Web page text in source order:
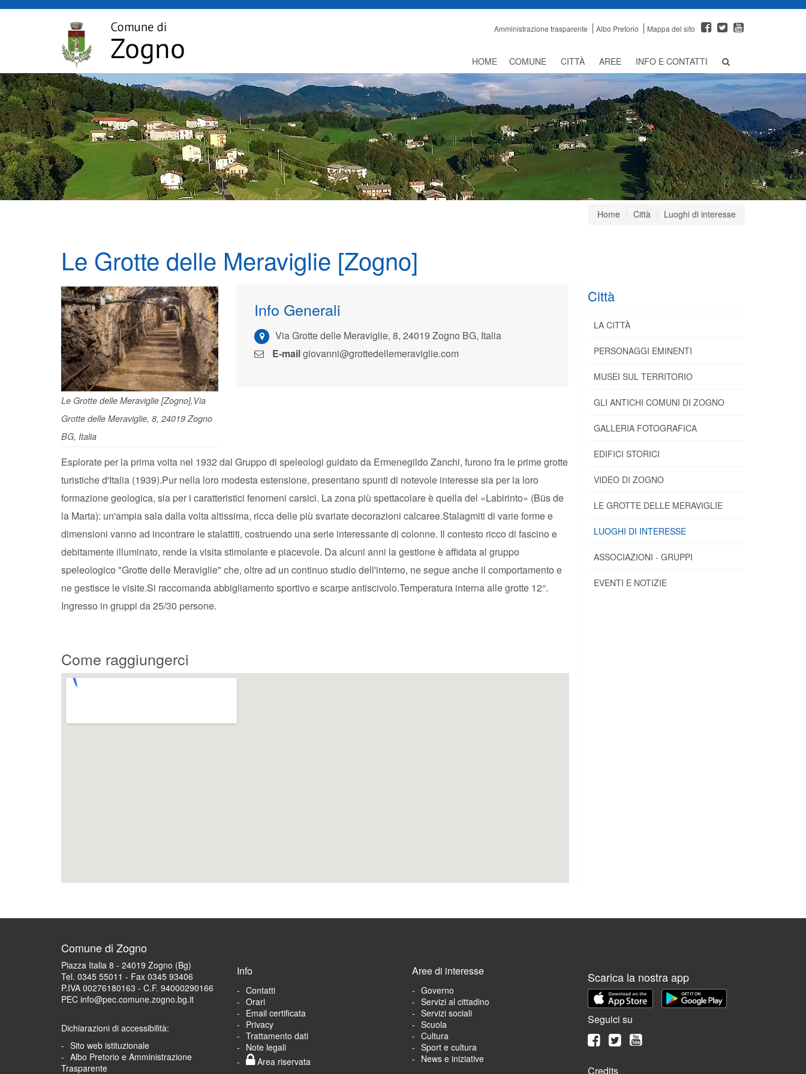
Amministrazione trasparente Albo Pretorio Mappa del sito
HOME COMUNE CITTÀ AREE INFO E CONTATTI
Home Città Luoghi di interesse
Le Grotte delle Meraviglie [Zogno]
Le Grotte delle Meraviglie [Zogno],Via
Grotte delle Meraviglie, 8, 24019 Zogno
BG, Italia
Info Generali
Via Grotte delle Meraviglie, 8, 24019 Zogno BG, Italia
E-mailgiovanni@grottedellemeraviglie.com
Esplorate per la prima volta nel 1932 dal Gruppo di speleologi guidato da Ermenegildo Zanchi, furono fra le prime grotte
turistiche d'Italia (1939).Pur nella loro modesta estensione, presentano spunti di notevole interesse sia per la loro
formazione geologica, sia per i caratteristici fenomeni carsici. La zona più spettacolare è quella del «Labirinto» (Büs de
la Marta): un'ampia sala dalla volta altissima, ricca delle più svariate decorazioni calcaree.Stalagmiti di varie forme e
dimensioni vanno ad incontrare le stalattiti, costruendo una serie interessante di colonne. Il contesto ricco di fascino e
debitamente illuminato, rende la visita stimolante e piacevole. Da alcuni anni la gestione è affidata al gruppo
speleologico "Grotte delle Meraviglie" che, oltre ad un continuo studio dell'interno, ne segue anche il comportamento e
ne gestisce le visite.Si raccomanda abbigliamento sportivo e scarpe antiscivolo.Temperatura interna alle grotte 12°.
Ingresso in gruppi da 25/30 persone.
Come raggiungerci
Città
LA CITTÀ
PERSONAGGI EMINENTI
MUSEI SUL TERRITORIO
GLI ANTICHI COMUNI DI ZOGNO
GALLERIA FOTOGRAFICA
EDIFICI STORICI
VIDEO DI ZOGNO
LE GROTTE DELLE MERAVIGLIE
LUOGHI DI INTERESSE
ASSOCIAZIONI - GRUPPI
EVENTI E NOTIZIE
Comune di Zogno
Piazza Italia 8 - 24019 Zogno (Bg)
Tel. 0345 55011 - Fax 0345 93406
P.IVA 00276180163 - C.F. 94000290166
PEC info@pec.comune.zogno.bg.it
Dichiarazioni di accessibilità:
Sito web istituzionale
Albo Pretorio e Amministrazione
Trasparente
Info
Contatti
Orari
Email certificata
Privacy
Trattamento dati
Note legali
Area riservata
Aree di interesse
Governo
Servizi al cittadino
Servizi sociali
Scuola
Cultura
Sport e cultura
News e iniziative
Scarica la nostra app
Seguici su
Credits